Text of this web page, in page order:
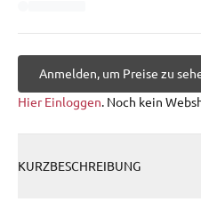
Anmelden, um Preise zu
Hier Einloggen. Noch kein
KURZBESCHREIBUNG